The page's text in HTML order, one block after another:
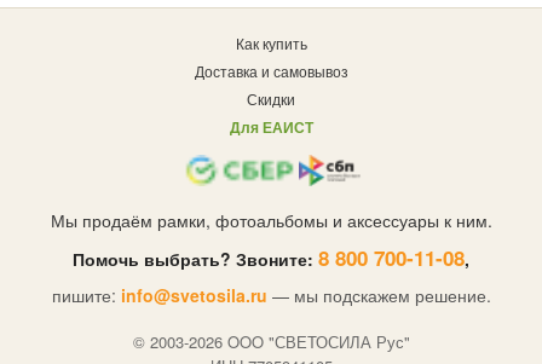
Как купить
Доставка и самовывоз
Скидки
Для ЕАИСТ
Мы продаём рамки, фотоальбомы и аксессуары к ним.
Помочь выбрать? Звоните: 8 800 700-11-08,
пишите: info@svetosila.ru — мы подскажем решение.
© 2003-2026 OOO "СВЕТОСИЛА Рус"